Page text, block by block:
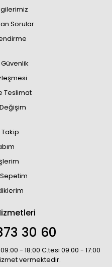
Sorular
Teslimat
30 60
- 18:00 C.tesi 09:00 - 17:00
vermektedir.